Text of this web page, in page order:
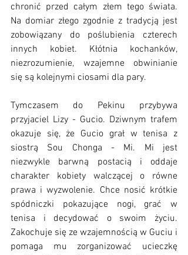
chronić przed całym złem tego świata.
Na domiar złego zgodnie z tradycją jest
zobowiązany do poślubienia czterech
innych kobiet. Kłótnia kochanków,
niezrozumienie, wzajemne obwinianie
się są kolejnymi ciosami dla pary.
Tymczasem do Pekinu przybywa
przyjaciel Lizy - Gucio. Dziwnym trafem
okazuje się, że Gucio grał w tenisa z
siostrą Sou Chonga - Mi. Mi jest
niezwykle barwną postacią i oddaje
charakter kobiety walczącej o równe
prawa i wyzwolenie. Chce nosić krótkie
spódniczki pokazujące nogi, grać w
tenisa i decydować o swoim życiu.
Zakochuje się ze wzajemnością w Guciu i
pomaga mu zorganizować ucieczkę